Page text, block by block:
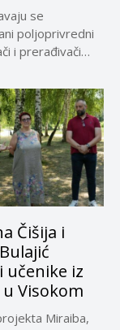
se
poljoprivredni
i prerađivači
Čišija i
učenike iz
u Visokom
Miraiba,